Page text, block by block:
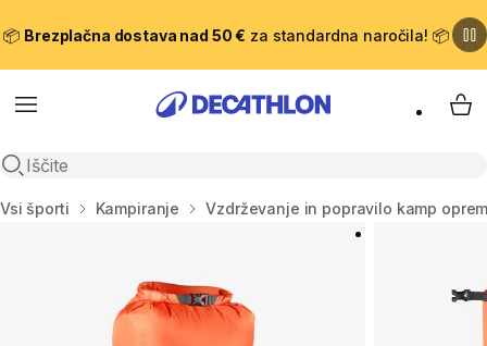
📦 Brezplačna dostava nad 50 € za standardna naročila! 📦
Meni
Odpri iskanje
Domov
Vsi športi Kampiranje Vzdrževanje in popravilo kamp